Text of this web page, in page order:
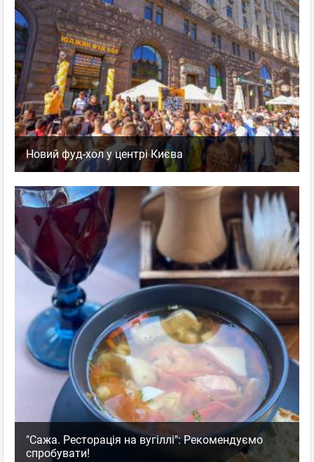
Новий фуд-хол у центрі Києва
"Сажа. Ресторація на вугіллі": Рекомендуємо
спробувати!